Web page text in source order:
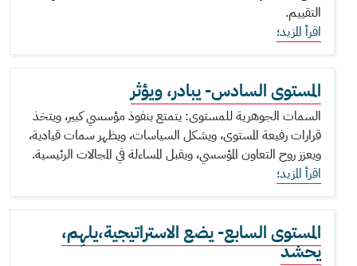
التقييم.
اقرأ المزيد؛
المستوى السادس- يبادر، ويؤثر
السمات الجوهرية للمستوى: يتمتع بنفوذ مؤسسي كبير، ويتخذ
قرارات رفيعة المستوى، ويشكل السياسات، ويظهر سمات قيادية،
ويعزز روح التعاون المؤسسي، ويقبل المساءلة في المجالات الرئيسية.
اقرأ المزيد؛
المستوى السابع- يضع الاستراتيجية،يلهِم،
يحشد